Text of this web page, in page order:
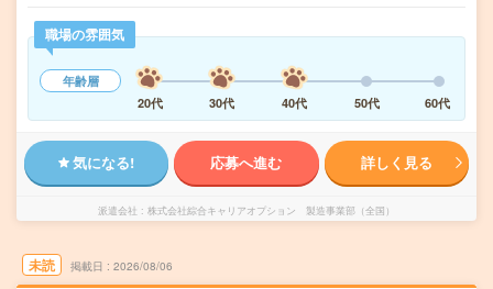
職場の雰囲気
年齢層
20代
30代 40代 50代 60代
気になる! 応募へ進む 詳しく見る
派遣会社 株式会社綜合キャリアオプション 製造事業部（全国）
未読 掲載日 2026/08/06